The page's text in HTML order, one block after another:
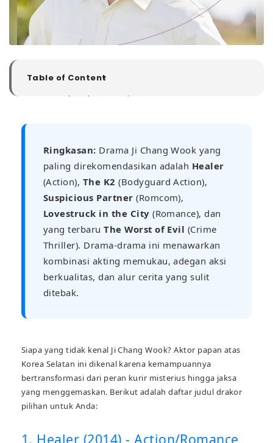
Table of Content
▼
5. The Worst of Evil (2023) - Crime/Noir
- Tips Nonton Drama Korea Tanpa Buffering
Ringkasan: Drama Ji Chang Wook yang
paling direkomendasikan adalah Healer
(Action), The K2 (Bodyguard Action),
Suspicious Partner (Romcom),
Lovestruck in the City (Romance), dan
yang terbaruThe Worst of Evil (Crime
Thriller). Drama-drama ini menawarkan
kombinasi akting memukau, adegan aksi
berkualitas, dan alur cerita yang sulit
ditebak.
Siapa yang tidak kenal Ji Chang Wook? Aktor papan atas
Korea Selatan ini dikenal karena kemampuannya
bertransformasi dari peran kurir misterius hingga jaksa
yang menggemaskan. Berikut adalah daftar judul drakor
pilihan untuk Anda:
1. Healer (2014) - Action/Romance